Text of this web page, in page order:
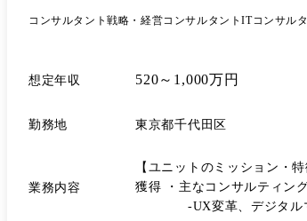
コンサルタント戦略・経営コンサルタントITコンサル
想定年収 520～1,000万円
勤務地 東京都千代田区
業務内容
【ユニットのミッション・
獲得 ・主なコンサルティ
-UX変革、デジタルマー